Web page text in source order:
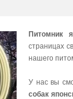
Питомник
страницах
нашего
У нас вы
собак